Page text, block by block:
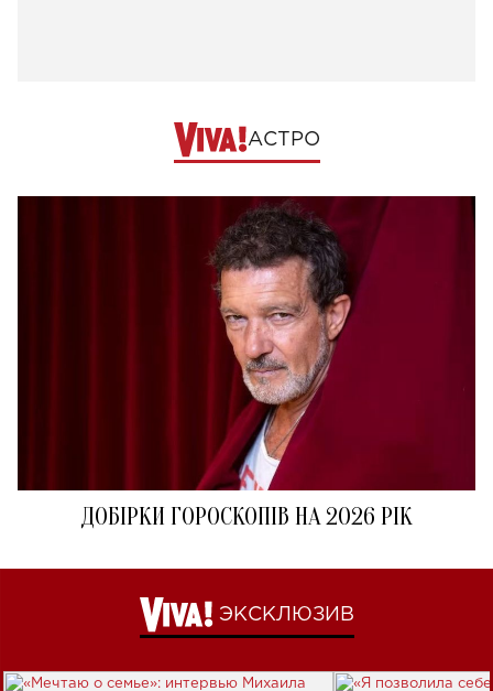
АСТРО
ДОБІРКИ ГОРОСКОПІВ НА 2026 РІК
ЭКСКЛЮЗИВ